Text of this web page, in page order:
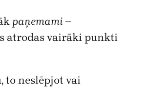
paņemami –
atrodas vairāki punkti
to neslēpjot vai